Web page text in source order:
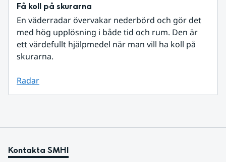
Få koll på skurarna
En väderradar övervakar nederbörd och gör det
med hög upplösning i både tid och rum. Den är
ett värdefullt hjälpmedel när man vill ha koll på
skurarna.
Radar
Kontakta SMHI